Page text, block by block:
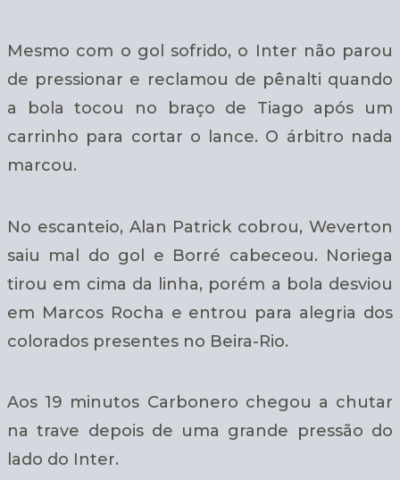
Mesmo com o gol sofrido, o Inter não parou
de pressionar e reclamou de pênalti quando
a bola tocou no braço de Tiago após um
carrinho para cortar o lance. O árbitro nada
marcou.
No escanteio, Alan Patrick cobrou, Weverton
saiu mal do gol e Borré cabeceou. Noriega
tirou em cima da linha, porém a bola desviou
em Marcos Rocha e entrou para alegria dos
colorados presentes no Beira-Rio.
Aos 19 minutos Carbonero chegou a chutar
na trave depois de uma grande pressão do
lado do Inter.